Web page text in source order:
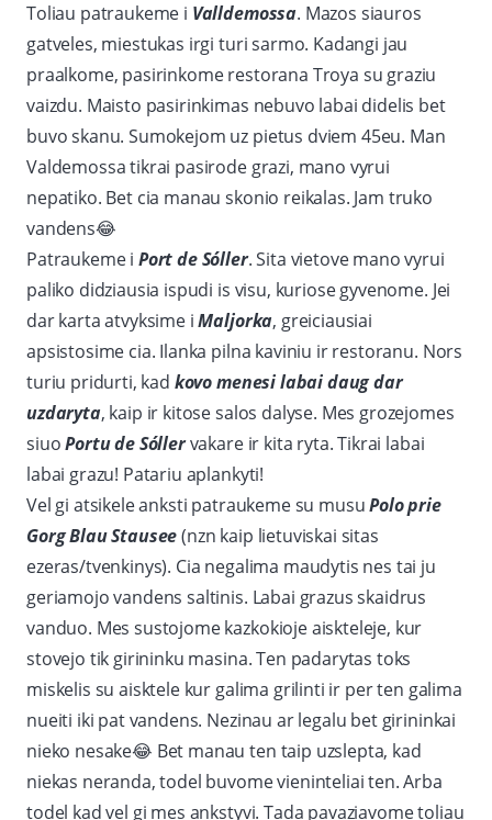
Toliau patraukeme i Valldemossa. Mazos siauros
gatveles, miestukas irgi turi sarmo. Kadangi jau
praalkome, pasirinkome restorana Troya su graziu
vaizdu. Maisto pasirinkimas nebuvo labai didelis bet
buvo skanu. Sumokejom uz pietus dviem 45eu. Man
Valdemossa tikrai pasirode grazi, mano vyrui
nepatiko. Bet cia manau skonio reikalas. Jam truko
vandens😂
Patraukeme i Port de Sóller. Sita vietove mano vyrui
paliko didziausia ispudi is visu, kuriose gyvenome. Jei
dar karta atvyksime iMaljorka, greiciausiai
apsistosime cia. Ilanka pilna kaviniu ir restoranu. Nors
turiu pridurti, kad kovo menesi labai daug dar
uzdaryta, kaip ir kitose salos dalyse. Mes grozejomes
siuoPortu de Sóllervakare ir kita ryta. Tikrai labai
labai grazu! Patariu aplankyti!
Vel gi atsikele anksti patraukeme su musuPolo prie
Gorg Blau Stausee(nzn kaip lietuviskai sitas
ezeras/tvenkinys). Cia negalima maudytis nes tai ju
geriamojo vandens saltinis. Labai grazus skaidrus
vanduo. Mes sustojome kazkokioje aiskteleje, kur
stovejo tik girininku masina. Ten padarytas toks
miskelis su aisktele kur galima grilinti ir per ten galima
nueiti iki pat vandens. Nezinau ar legalu bet girininkai
nieko nesake😂 Bet manau ten taip uzslepta, kad
niekas neranda, todel buvome vieninteliai ten. Arba
todel kad vel gi mes ankstyvi. Tada pavaziavome toliau